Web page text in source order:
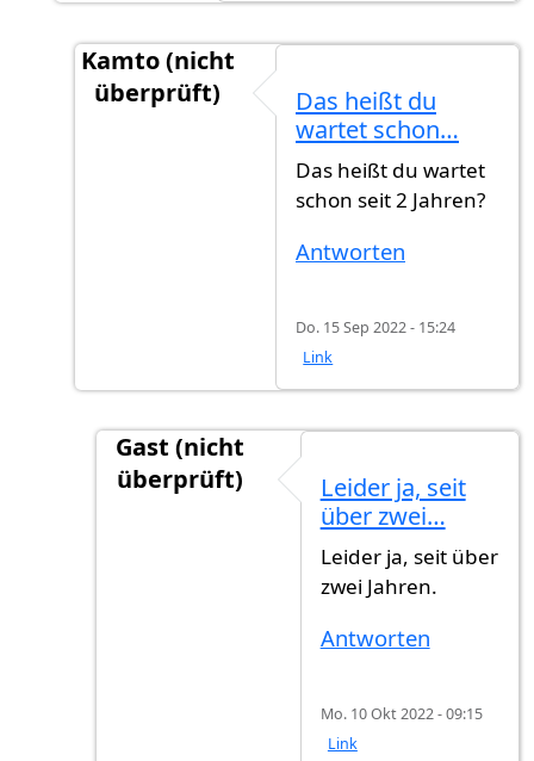
Kamto (nicht
überprüft)
Ich habe noch nichts gehört…
Das heißt du
wartet schon…
Das heißt du wartet
schon seit 2 Jahren?
Antworten
Do. 15 Sep 2022 - 15:24
Link
Gast (nicht
überprüft)
Das heißt du wartet schon…
Leider ja, seit
über zwei…
Leider ja, seit über
zwei Jahren.
Antworten
Mo. 10 Okt 2022 - 09:15
Link